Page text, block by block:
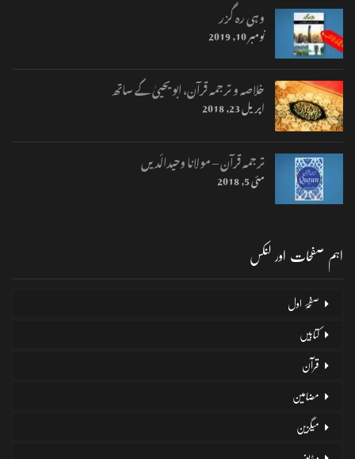
وہی رہ گزر
نومبر 10, 2019
خلاصہ و ترجمہ قرآن، ابو یحییٰ کے ساتھ
اپریل 23, 2018
ترجمہ قرآن – مولانا وحیدالّدیں
مئی 5, 2018
اہم صفحات اور لنکس
صفحۂ اول
کتابیں
قرآن
مضامین
میگزین